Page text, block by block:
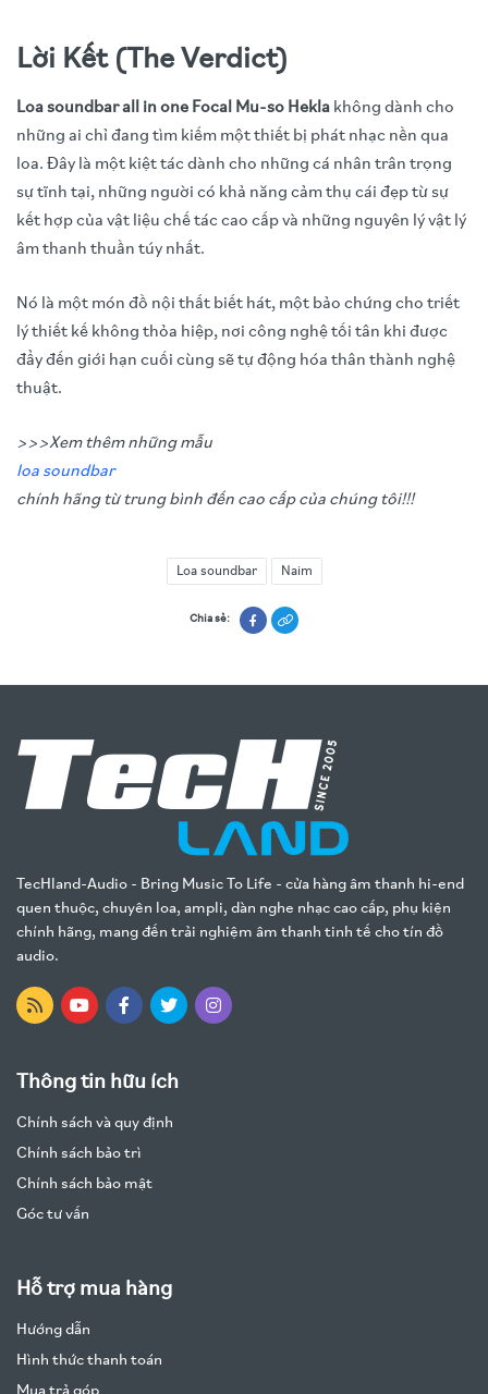
Lời Kết (The Verdict)
Loa soundbar all in one Focal Mu-so Hekla không dành cho
những ai chỉ đang tìm kiếm một thiết bị phát nhạc nền qua
loa. Đây là một kiệt tác dành cho những cá nhân trân trọng
sự tĩnh tại, những người có khả năng cảm thụ cái đẹp từ sự
kết hợp của vật liệu chế tác cao cấp và những nguyên lý vật lý
âm thanh thuần túy nhất.
Nó là một món đồ nội thất biết hát, một bảo chứng cho triết
lý thiết kế không thỏa hiệp, nơi công nghệ tối tân khi được
đẩy đến giới hạn cuối cùng sẽ tự động hóa thân thành nghệ
thuật.
>>>Xem thêm những mẫu
loa soundbar
chính hãng từ trung bình đến cao cấp của chúng tôi!!!
Loa soundbar Naim
Chia sẻ:
TecHland-Audio - Bring Music To Life - cửa hàng âm thanh hi-end
quen thuộc, chuyên loa, ampli, dàn nghe nhạc cao cấp, phụ kiện
chính hãng, mang đến trải nghiệm âm thanh tinh tế cho tín đồ
audio.
Thông tin hữu ích
Chính sách và quy định
Chính sách bảo trì
Chính sách bảo mật
Góc tư vấn
Hỗ trợ mua hàng
Hướng dẫn
Hình thức thanh toán